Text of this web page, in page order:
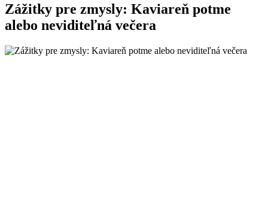
Zážitky pre zmysly: Kaviareň potme
alebo neviditeľná večera